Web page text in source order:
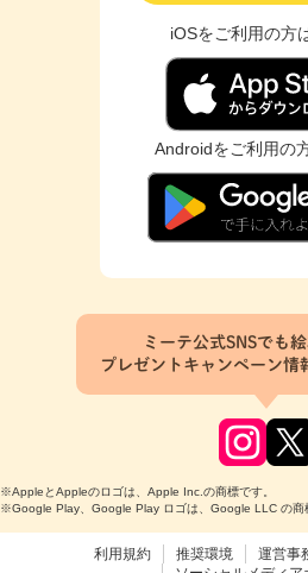
iOSをご利用の方
Androidをご利用の
ミーテ公式SNSでも絵
プレゼントキャンペーン情
※AppleとAppleのロゴは、Apple Inc.の商標です。
※Google Play、Google Play ロゴは、Google LLC の商
利用規約 推奨環境 運営事